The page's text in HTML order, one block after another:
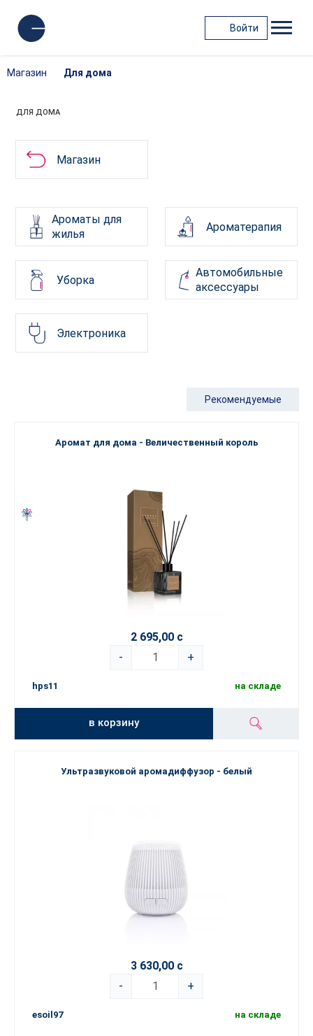
Войти
Магазин Для дома
ДЛЯ ДОМА
Магазин
Ароматы для
жилья
Ароматерапия
Уборка
Автомобильные
аксессуары
Электроника
Рекомендуемые
Аромат для дома - Величественный король
2 695,00 с
-
+
hps11 на складе
в корзину
Ультразвуковой аромадиффузор - белый
3 630,00 с
-
+
esoil97 на складе